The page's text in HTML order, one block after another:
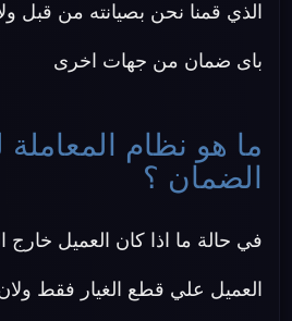
الذي قمنا نحن بصيانته من قبل
باى ضمان من جهات اخرى
ما هو نظام
الضمان ؟
في حالة ما اذا كان العميل خارج
العميل علي قطع الغيار فقط